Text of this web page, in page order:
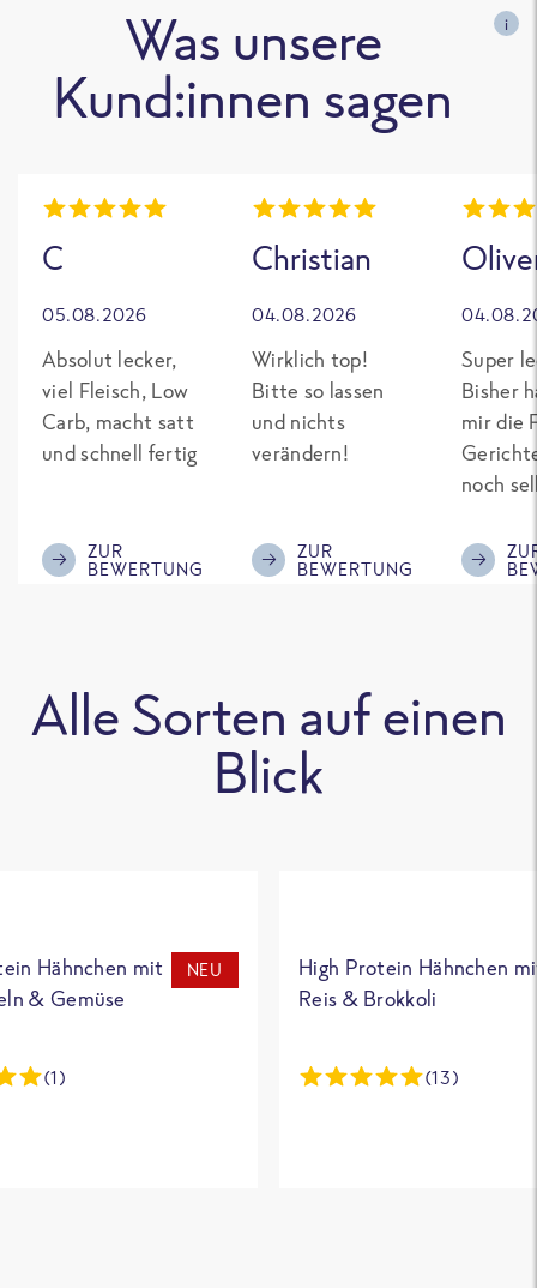
Was unsere
Kund:innen sagen
i
C
05.08.2026
Absolut lecker,
viel Fleisch, Low
Carb, macht satt
und schnell fertig
ZUR
BEWERTUNG
Christian
04.08.2026
Wirklich top!
Bitte so lassen
und nichts
verändern!
ZUR
BEWERTUNG
Super
Bisher
mir die
noch
Eiweiß.
was
Alle Sorten auf einen
Blick
Hähnchen mit
& Gemüse
NEU
(1)
High Protein Hähnchen
Reis & Brokkoli
(13)